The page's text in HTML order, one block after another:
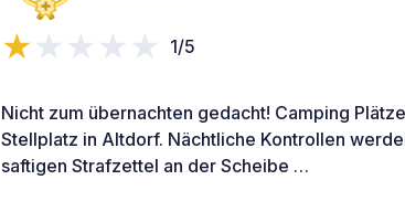
1/5
Nicht zum übernachten gedacht! Camping
Stellplatz in Altdorf. Nächtliche Kontrollen
saftigen Strafzettel an der Scheibe …